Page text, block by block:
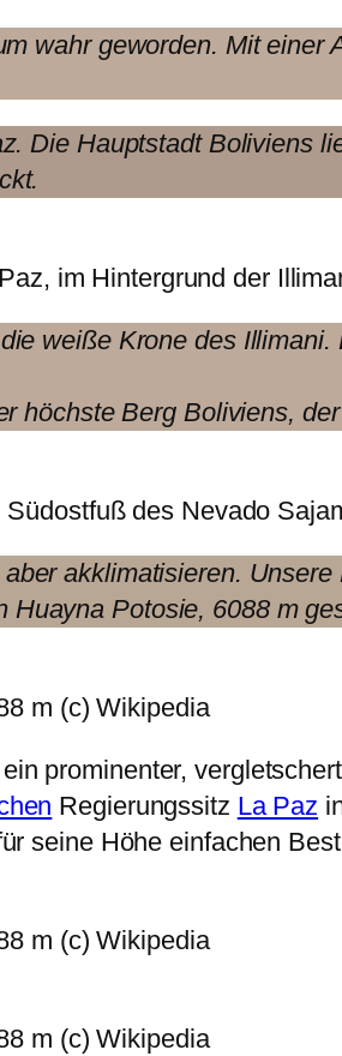
wahr geworden. Mit
Die Hauptstadt Boliviens
im Hintergrund der
weiße Krone des
höchste Berg Boliviens, der
des Nevado
akklimatisieren.
Potosie, 6088 m
m (c) Wikipedia
prominenter,
Regierungssitz La Paz
seine Höhe einfachen
m (c) Wikipedia
m (c) Wikipedia